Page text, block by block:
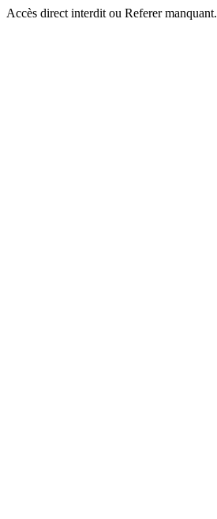
Accès direct interdit ou Referer manquant.